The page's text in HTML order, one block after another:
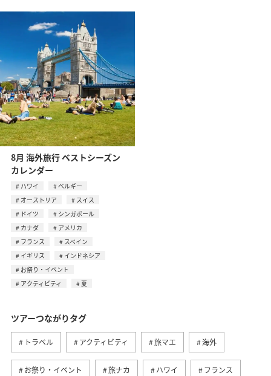
8月 海外旅行 ベストシーズン
カレンダー
ハワイ
ベルギー
オーストリア
スイス
ドイツ
シンガポール
カナダ
アメリカ
フランス
スペイン
イギリス
インドネシア
お祭り・イベント
アクティビティ
夏
ツアーつながりタグ
トラベル アクティビティ 旅マエ 海外
お祭り・イベント 旅ナカ ハワイ フランス